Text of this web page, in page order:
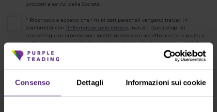
Consenso Dettagli Informazioni sui cookie
prodotti e servizi della Società.
* Riconosco e accetto che i miei dati personali vengano trattati in
conformità con l’informativa sulla privacy, inclusi i (suoi) scopi di
marketing e di promozione. Inoltre riconosco e accetto anche la politica
sulle registrazioniaudiovisivee leavvertenze e le divulgazioni sui rischi.
INVIA